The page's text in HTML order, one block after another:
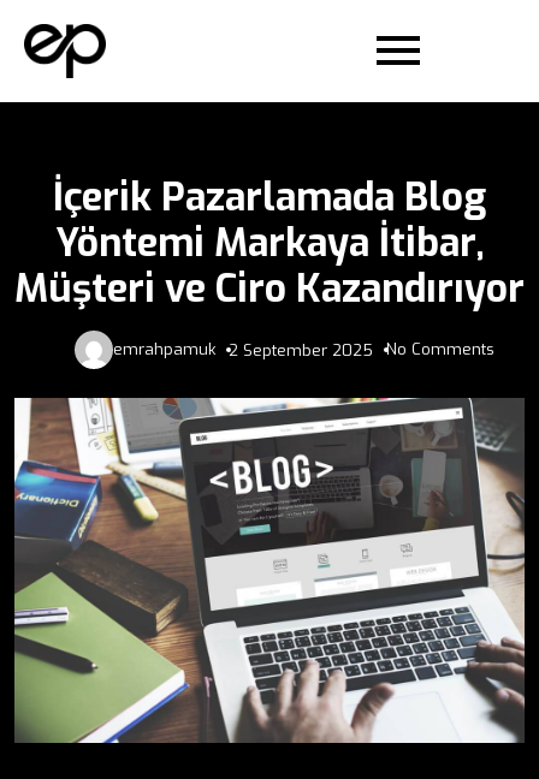
İçerik Pazarlamada Blog
Yöntemi Markaya İtibar,
Müşteri ve Ciro Kazandırıyor
emrahpamuk 2 September 2025 No Comments